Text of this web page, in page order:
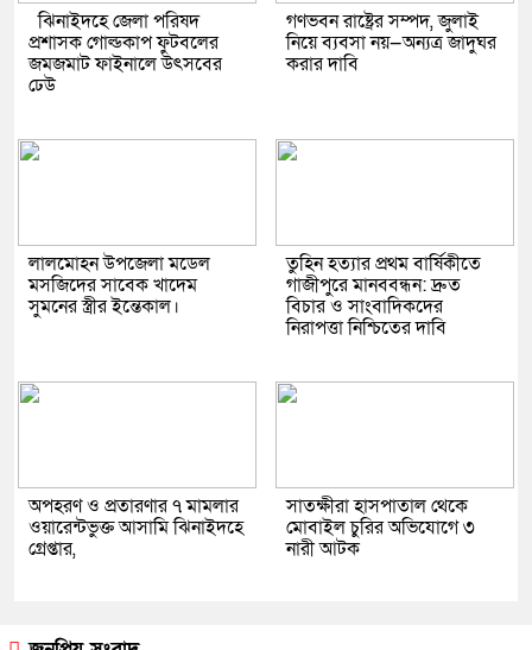
ঝিনাইদহে জেলা পরিষদ
প্রশাসক গোল্ডকাপ ফুটবলের
জমজমাট ফাইনালে উৎসবের
ঢেউ
গণভবন রাষ্ট্রের সম্পদ, জুলাই
নিয়ে ব্যবসা নয়—অন্যত্র জাদুঘর
করার দাবি
লালমোহন উপজেলা মডেল
মসজিদের সাবেক খাদেম
সুমনের স্ত্রীর ইন্তেকাল।
তুহিন হত্যার প্রথম বার্ষিকীতে
গাজীপুরে মানববন্ধন: দ্রুত
বিচার ও সাংবাদিকদের
নিরাপত্তা নিশ্চিতের দাবি
অপহরণ ও প্রতারণার ৭ মামলার
ওয়ারেন্টভুক্ত আসামি ঝিনাইদহে
গ্রেপ্তার,
সাতক্ষীরা হাসপাতাল থেকে
মোবাইল চুরির অভিযোগে ৩
নারী আটক